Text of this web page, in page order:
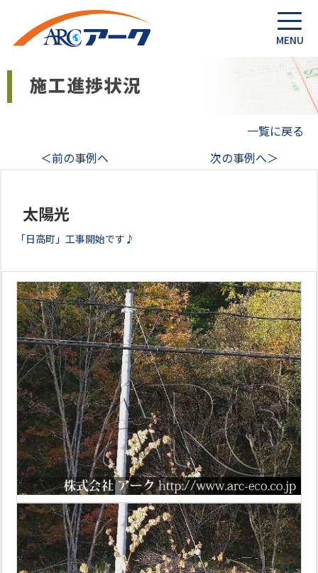
一覧に戻る
＜前の事例へ
次の事例へ＞
太陽光
「日高町」工事開始です♪